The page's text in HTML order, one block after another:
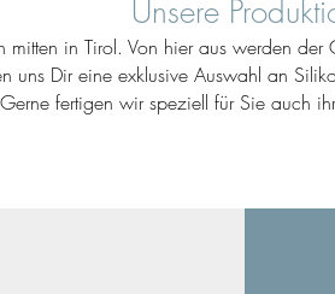
Unsere
mitten in Tirol. Von hier aus werden
uns Dir eine exklusive Auswahl an
Gerne fertigen wir speziell für Sie auch